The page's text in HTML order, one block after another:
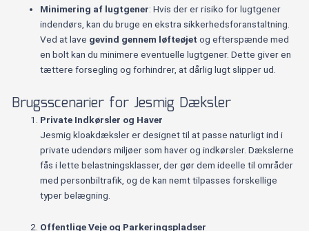
Minimering af lugtgener: Hvis der er risiko for lugtgener
indendørs, kan du bruge en ekstra sikkerhedsforanstaltning.
Ved at lave gevind gennem løfteøjet og efterspænde med
en bolt kan du minimere eventuelle lugtgener. Dette giver en
tættere forsegling og forhindrer, at dårlig lugt slipper ud.
Brugsscenarier for Jesmig Dæksler
Private Indkørsler og Haver
Jesmig kloakdæksler er designet til at passe naturligt ind i
private udendørs miljøer som haver og indkørsler. Dækslerne
fås i lette belastningsklasser, der gør dem ideelle til områder
med personbiltrafik, og de kan nemt tilpasses forskellige
typer belægning.
Offentlige Veje og Parkeringspladser